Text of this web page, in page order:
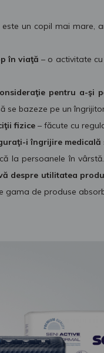
un copil mai mare,
în viaţă– o activitate
pentru a-şi
se bazeze pe un
fizice – făcute cu
i îngrijire
la persoanele în
despre utilitatea
gama de produse